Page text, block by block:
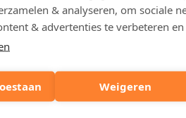
& analyseren, om sociale
& advertenties te verbeteren
Weigeren
Dario Petosa
Vastgoedontwikkelaars en -
dario.petosa@lydian.be